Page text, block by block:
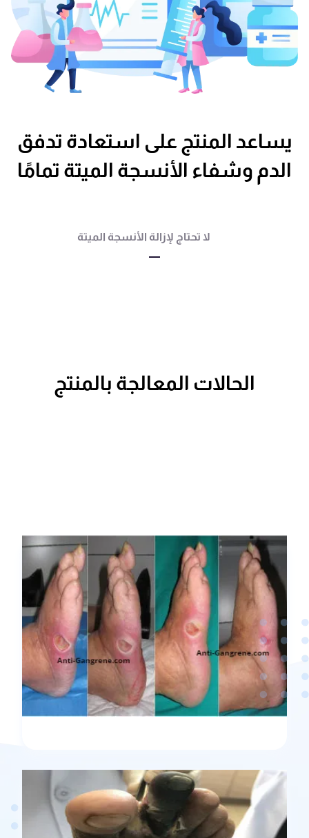
يساعد المنتج على استعادة تدفق
الدم وشفاء الأنسجة الميتة تمامًا
لا تحتاج لإزالة الأنسجة الميتة
الحالات المعالجة بالمنتج